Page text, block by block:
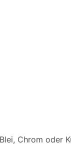
Chrom oder